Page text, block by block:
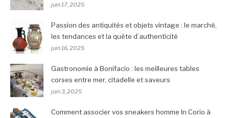
juin 17, 2025
Passion des antiquités et objets vintage : le marché,
les tendances et la quête d’authenticité
juin 16, 2025
Gastronomie à Bonifacio : les meilleures tables
corses entre mer, citadelle et saveurs
juin 3, 2025
Comment associer vos sneakers homme In Corio à